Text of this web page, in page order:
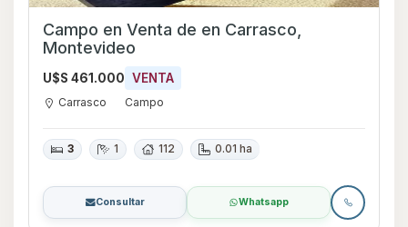
Campo en Venta de en Carrasco,
Montevideo
U$S 461.000 VENTA
Carrasco Campo
3 1 112 0.01 ha
Consultar Whatsapp